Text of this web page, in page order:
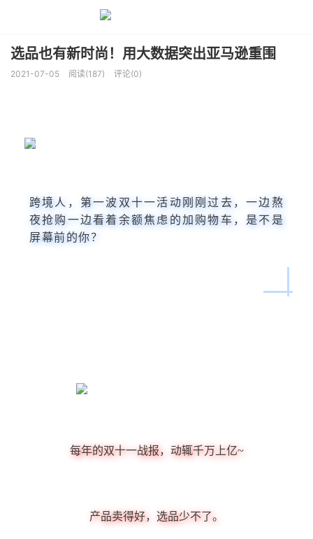
选品也有新时尚！用大数据突出亚马逊重围
2021-07-05 阅读(187) 评论(0)
跨境人，第一波双十一活动刚刚过去，一边熬
夜抢购一边看着余额焦虑的加购物车，是不是
屏幕前的你？
每年的双十一战报，动辄千万上亿~
产品卖得好，选品少不了。